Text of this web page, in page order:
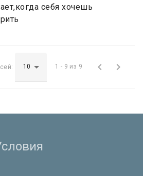
себя хочешь
1 - 9 из 9  